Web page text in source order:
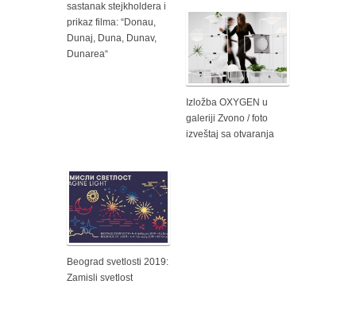
sastanak stejkholdera i
prikaz filma: “Donau,
Dunaj, Duna, Dunav,
Dunarea“
Izložba OXYGEN u
galeriji Zvono / foto
izveštaj sa otvaranja
Beograd svetlosti 2019:
Zamisli svetlost